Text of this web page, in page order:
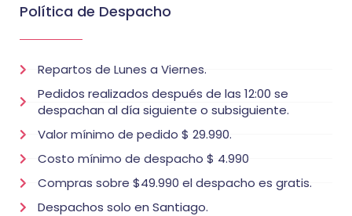
Política de Despacho
Repartos de Lunes a Viernes.
Pedidos realizados después de las 12:00 se
despachan al día siguiente o subsiguiente.
Valor mínimo de pedido $ 29.990.
Costo mínimo de despacho $ 4.990
Compras sobre $49.990 el despacho es gratis.
Despachos solo en Santiago.